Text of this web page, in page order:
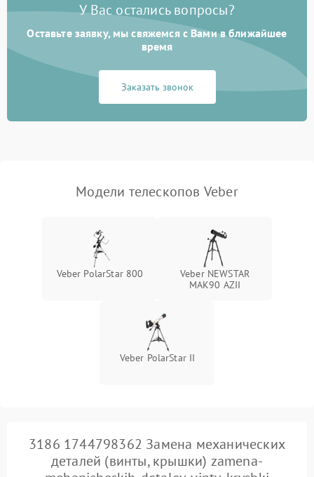
У Вас остались вопросы?
Оставьте заявку, мы свяжемся с Вами в ближайшее
время
Заказать звонок
Модели телескопов Veber
Veber PolarStar 800
Veber NEWSTAR
MAK90 AZII
Veber PolarStar II
3186 1744798362 Замена механических
деталей (винты, крышки) zamena-